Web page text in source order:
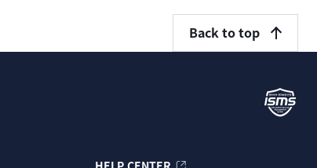
Back to top